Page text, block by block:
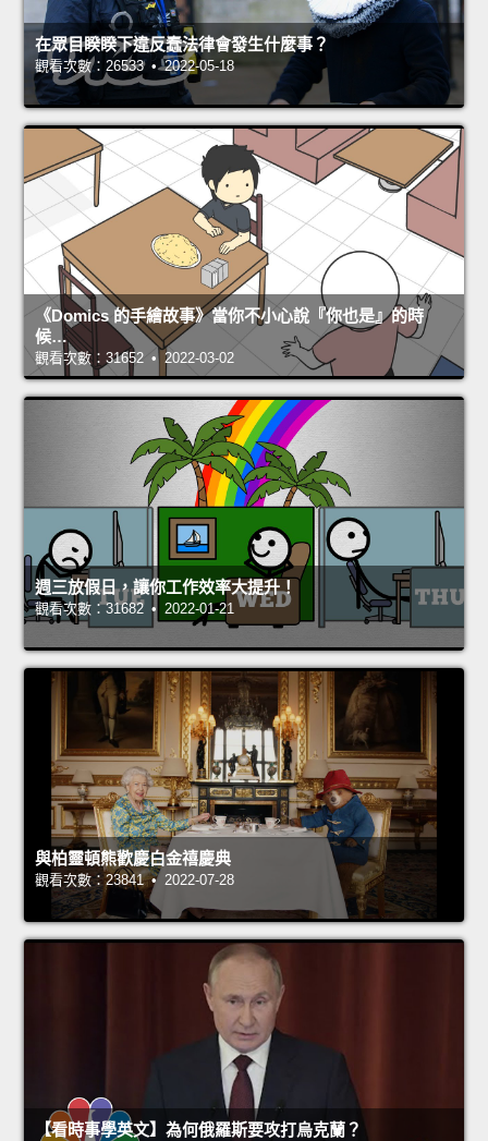
在眾目睽睽下違反蠢法律會發生什麼事？
觀看次數：26533 • 2022-05-18
《Domics 的手繪故事》當你不小心說『你也是』的時
候…
觀看次數：31652 • 2022-03-02
週三放假日，讓你工作效率大提升！
觀看次數：31682 • 2022-01-21
與柏靈頓熊歡慶白金禧慶典
觀看次數：23841 • 2022-07-28
【看時事學英文】為何俄羅斯要攻打烏克蘭？